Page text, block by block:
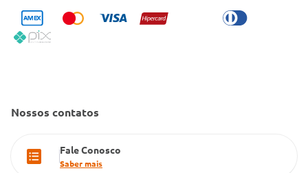
Código de Conduta
Política de Reembolso
Condeclin
Convênio Conlife
Cartão Grupo Conde
Nossos contatos
Fale Conosco
Saber mais